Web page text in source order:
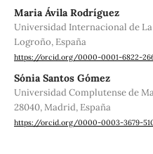
Maria Ávila Rodríguez
Universidad Internacional de La
Logroño, España
https://orcid.org/0000-0001-6822-
Sónia Santos Gómez
Universidad Complutense de
28040, Madrid, España
https://orcid.org/0000-0003-3679-